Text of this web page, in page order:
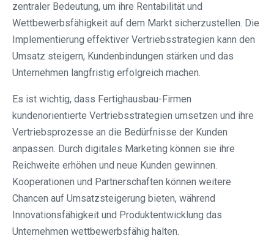
zentraler Bedeutung, um ihre Rentabilität und
Wettbewerbsfähigkeit auf dem Markt sicherzustellen. Die
Implementierung effektiver Vertriebsstrategien kann den
Umsatz steigern, Kundenbindungen stärken und das
Unternehmen langfristig erfolgreich machen.
Es ist wichtig, dass Fertighausbau-Firmen
kundenorientierte Vertriebsstrategien umsetzen und ihre
Vertriebsprozesse an die Bedürfnisse der Kunden
anpassen. Durch digitales Marketing können sie ihre
Reichweite erhöhen und neue Kunden gewinnen.
Kooperationen und Partnerschaften können weitere
Chancen auf Umsatzsteigerung bieten, während
Innovationsfähigkeit und Produktentwicklung das
Unternehmen wettbewerbsfähig halten.